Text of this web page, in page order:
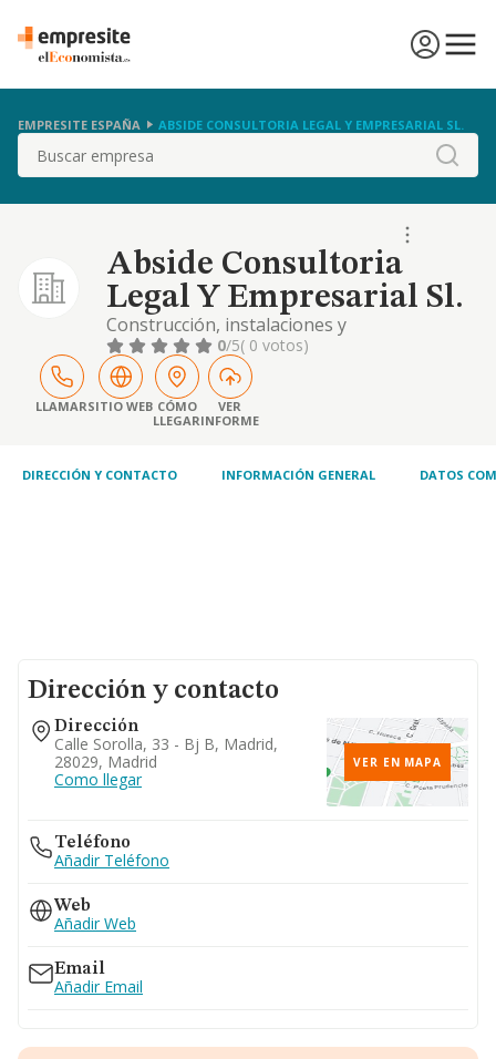
EMPRESITE ESPAÑA ABSIDE CONSULTORIA LEGAL Y EMPRESARIAL SL.
Buscar
Abside Consultoria
Legal Y Empresarial Sl.
Construcción, instalaciones y
mantenimiento. comercio al por mayor y por
menor. distribución comercial. exportación e
importación. actividades inmobiliarias
0/5( 0 votos)
LLAMARSITIO WEB CÓMO
LLEGAR
VER
INFORME
DIRECCIÓN Y CONTACTO INFORMACIÓN GENERAL DATOS
Dirección y contacto
Dirección
Calle Sorolla, 33 - Bj B, Madrid,
28029, Madrid
Como llegar
VER EN MAPA
Teléfono
Añadir Teléfono
Web
Añadir Web
Email
Añadir Email